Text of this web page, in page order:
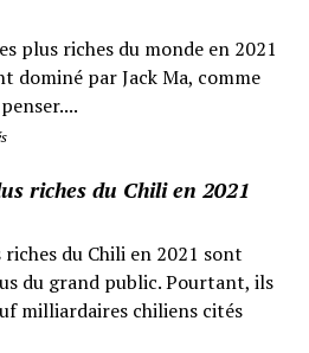
plus riches du monde en 2021
dominé par Jack Ma, comme
riches du Chili en 2021
du Chili en 2021 sont
du grand public. Pourtant, ils
milliardaires chiliens cités